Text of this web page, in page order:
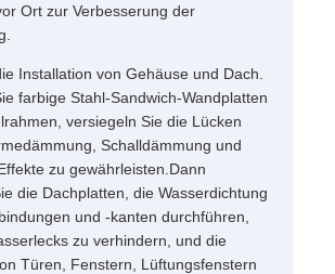
Ort zur Verbesserung der
Installation von Gehäuse und Dach.
farbige Stahl-Sandwich-Wandplatten
versiegeln Sie die Lücken
Schalldämmung und
zu gewährleisten.Dann
die Dachplatten, die Wasserdichtung
und -kanten durchführen,
zu verhindern, und die
Türen, Fenstern, Lüftungsfenstern